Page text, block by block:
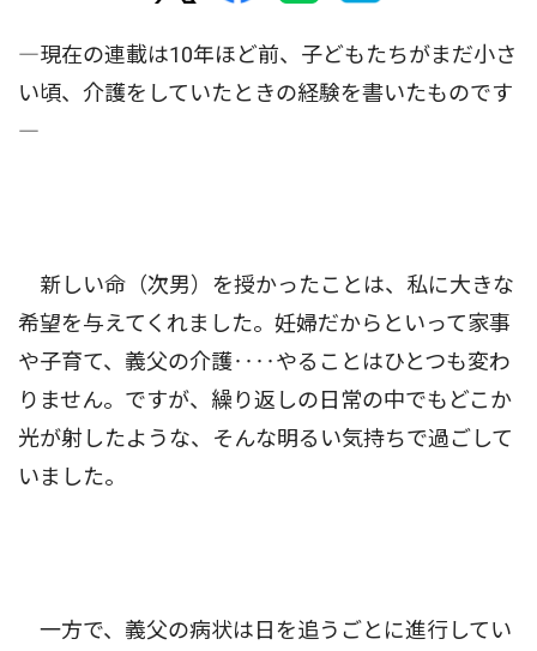
―現在の連載は10年ほど前、子どもたちがまだ小さ
い頃、介護をしていたときの経験を書いたものです
―
新しい命（次男）を授かったことは、私に大きな
希望を与えてくれました。妊婦だからといって家事
や子育て、義父の介護‥‥やることはひとつも変わ
りません。ですが、繰り返しの日常の中でもどこか
光が射したような、そんな明るい気持ちで過ごして
いました。
一方で、義父の病状は日を追うごとに進行してい